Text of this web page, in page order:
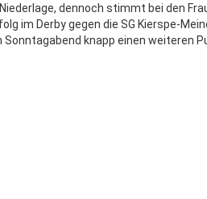
dennoch stimmt bei den
im Derby gegen die SG Kierspe-
Sonntagabend knapp einen weiteren